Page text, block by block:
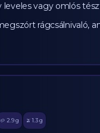
leveles vagy omlós
rágcsálnivaló,
🥔 2.9g 🫒 1.3 g